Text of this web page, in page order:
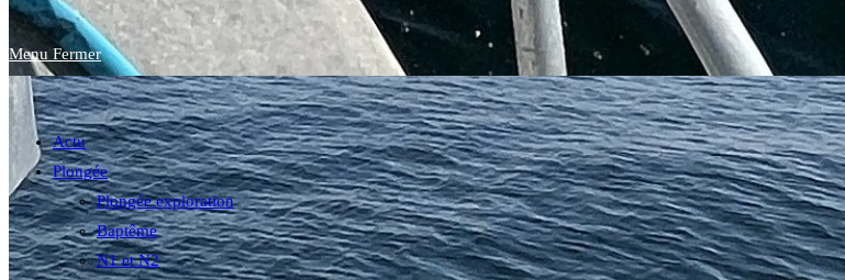
website
search
Menu Fermer
Actu
Plongée
Plongée exploration
Baptême
N1 et N2